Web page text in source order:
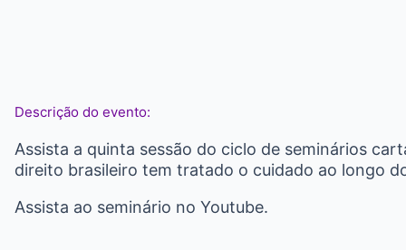
Descrição do evento:
Assista a quinta sessão do ciclo de seminários
direito brasileiro tem tratado o cuidado ao longo
Assista ao seminário no Youtube.